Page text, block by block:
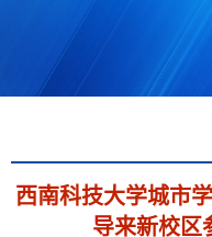
西南科技大学城市
导来新校区